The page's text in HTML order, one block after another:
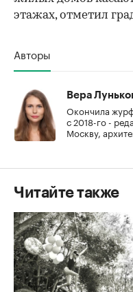
этажах, отметил
Авторы
Вера
Окончила
с 2018-го -
Москву,
Читайте также